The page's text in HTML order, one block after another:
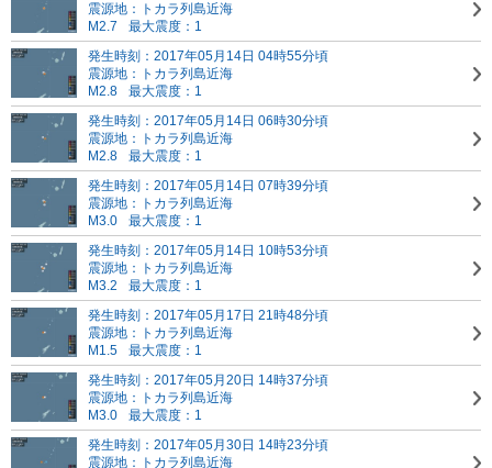
震源地：トカラ列島近海
M2.7
最大震度：1
発生時刻：2017年05月14日 04時55分頃
震源地：トカラ列島近海
M2.8
最大震度：1
発生時刻：2017年05月14日 06時30分頃
震源地：トカラ列島近海
M2.8
最大震度：1
発生時刻：2017年05月14日 07時39分頃
震源地：トカラ列島近海
M3.0
最大震度：1
発生時刻：2017年05月14日 10時53分頃
震源地：トカラ列島近海
M3.2
最大震度：1
発生時刻：2017年05月17日 21時48分頃
震源地：トカラ列島近海
M1.5
最大震度：1
発生時刻：2017年05月20日 14時37分頃
震源地：トカラ列島近海
M3.0
最大震度：1
発生時刻：2017年05月30日 14時23分頃
震源地：トカラ列島近海